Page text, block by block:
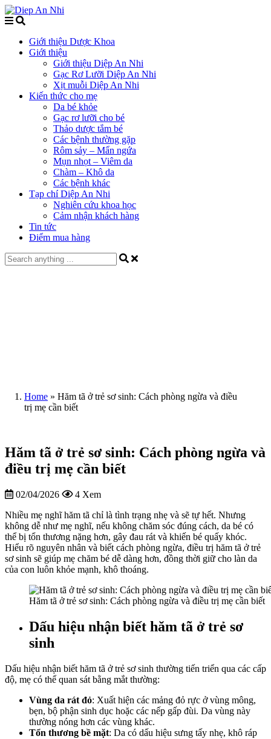
Giới thiệu Dược Khoa
Giới thiệu
Giới thiệu Diệp An Nhi
Gạc Rơ Lưỡi Diệp An Nhi
Xịt muỗi Diệp An Nhi
Kiến thức cho mẹ
Da bé khỏe
Gạc rơ lưỡi cho bé
Thảo dược tắm bé
Các bệnh thường gặp
Rôm sảy – Mẩn ngứa
Mụn nhọt – Viêm da
Chàm – Khô da
Các bệnh khác
Tạp chí Diệp An Nhi
Nghiên cứu khoa học
Cảm nhận khách hàng
Tin tức
Điểm mua hàng
Home » Hăm tã ở trẻ sơ sinh: Cách phòng ngừa và điều
trị mẹ cần biết
Hăm tã ở trẻ sơ sinh: Cách phòng ngừa và
điều trị mẹ cần biết
02/04/2026 4 Xem
Nhiều mẹ nghĩ hăm tã chỉ là tình trạng nhẹ và sẽ tự hết. Nhưng
không dễ như mẹ nghĩ, nếu không chăm sóc đúng cách, da bé có
thể bị tổn thương nặng hơn, gây đau rát và khiến bé quấy khóc.
Hiểu rõ nguyên nhân và biết cách phòng ngừa, điều trị hăm tã ở trẻ
sơ sinh sẽ giúp mẹ chăm bé dễ dàng hơn, đồng thời giữ cho làn da
của con luôn khỏe mạnh, khô thoáng.
Hăm tã ở trẻ sơ sinh: Cách phòng ngừa và điều trị mẹ cần biết
Dấu hiệu nhận biết hăm tã ở trẻ sơ
sinh
Dấu hiệu nhận biết hăm tã ở trẻ sơ sinh thường tiến triển qua các cấp
độ, mẹ có thể quan sát bằng mắt thường:
Vùng da rát đỏ: Xuất hiện các mảng đỏ rực ở vùng mông,
bẹn, bộ phận sinh dục hoặc các nếp gấp đùi. Da vùng này
thường nóng hơn các vùng khác.
Tổn thương bề mặt: Da có dấu hiệu sưng tấy nhẹ, khô ráp